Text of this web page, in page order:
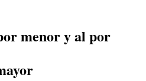
menor y al por